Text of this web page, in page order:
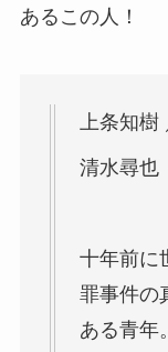
あるこの人！
上条知
清水尋也
十年前に
罪事件の
ある青年。